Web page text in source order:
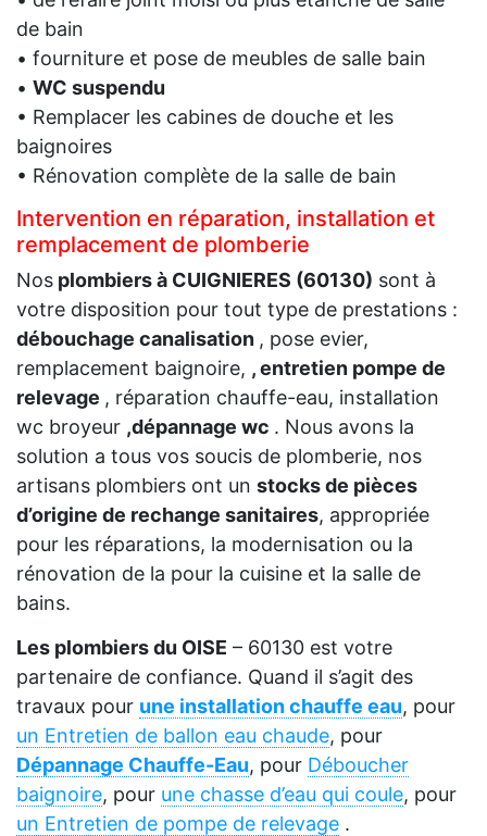
de bain
• fourniture et pose de meubles de salle bain
• WC suspendu
• Remplacer les cabines de douche et les
baignoires
• Rénovation complète de la salle de bain
Intervention en réparation, installation et
remplacement de plomberie
Nos plombiers à CUIGNIERES (60130) sont à
votre disposition pour tout type de prestations :
débouchage canalisation , pose evier,
remplacement baignoire, , entretien pompe de
relevage , réparation chauffe-eau, installation
wc broyeur ,dépannage wc . Nous avons la
solution a tous vos soucis de plomberie, nos
artisans plombiers ont un stocks de pièces
d’origine de rechange sanitaires, appropriée
pour les réparations, la modernisation ou la
rénovation de la pour la cuisine et la salle de
bains.
Les plombiers du OISE – 60130 est votre
partenaire de confiance. Quand il s’agit des
travaux pour une installation chauffe eau, pour
un Entretien de ballon eau chaude, pour
Dépannage Chauffe-Eau, pour Déboucher
baignoire, pour une chasse d’eau qui coule, pour
un Entretien de pompe de relevage .